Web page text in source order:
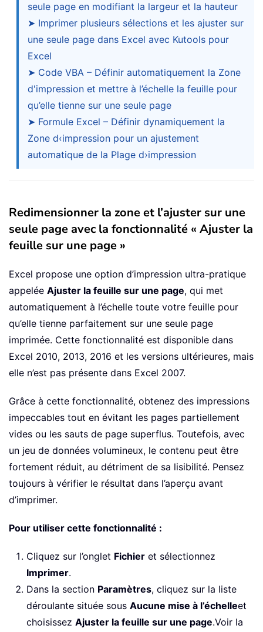
seule page en modifiant la largeur et la hauteur
➤ Imprimer plusieurs sélections et les ajuster sur
une seule page dans Excel avec Kutools pour
Excel
➤ Code VBA – Définir automatiquement la Zone
d'impression et mettre à l’échelle la feuille pour
qu’elle tienne sur une seule page
➤ Formule Excel – Définir dynamiquement la
Zone d‹impression pour un ajustement
automatique de la Plage d›impression
Redimensionner la zone et l’ajuster sur une
seule page avec la fonctionnalité « Ajuster la
feuille sur une page »
Excel propose une option d’impression ultra-pratique
appelée Ajuster la feuille sur une page, qui met
automatiquement à l’échelle toute votre feuille pour
qu’elle tienne parfaitement sur une seule page
imprimée. Cette fonctionnalité est disponible dans
Excel 2010, 2013, 2016 et les versions ultérieures, mais
elle n’est pas présente dans Excel 2007.
Grâce à cette fonctionnalité, obtenez des impressions
impeccables tout en évitant les pages partiellement
vides ou les sauts de page superflus. Toutefois, avec
un jeu de données volumineux, le contenu peut être
fortement réduit, au détriment de sa lisibilité. Pensez
toujours à vérifier le résultat dans l’aperçu avant
d’imprimer.
Pour utiliser cette fonctionnalité :
Cliquez sur l’onglet Fichier et sélectionnez
Imprimer.
Dans la section Paramètres, cliquez sur la liste
déroulante située sous Aucune mise à l’échelleet
choisissez Ajuster la feuille sur une page.Voir la